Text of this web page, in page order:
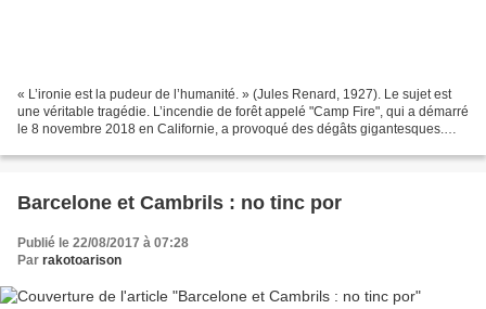
« L’ironie est la pudeur de l’humanité. » (Jules Renard, 1927). Le sujet est
une véritable tragédie. L’incendie de forêt appelé "Camp Fire", qui a démarré
le 8 novembre 2018 en Californie, a provoqué des dégâts gigantesques.
Barcelone et Cambrils : no tinc por
Publié le 22/08/2017 à 07:28
Par rakotoarison